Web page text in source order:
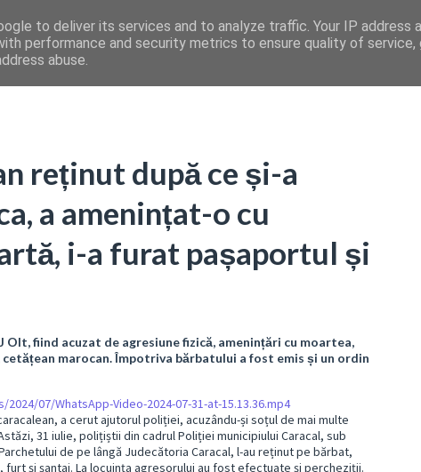
reținut după ce și-a
a amenințat-o cu
i-a furat pașaportul și
Olt, fiind acuzat de agresiune fizică, amenințări cu moartea,
marocan. Împotriva bărbatului a fost emis și un ordin
07/WhatsApp-Video-2024-07-31-at-15.13.36.mp4
a cerut ajutorul poliției, acuzându-și soțul de mai multe
31 iulie, polițiștii din cadrul Poliției municipiului Caracal, sub
de pe lângă Judecătoria Caracal, l-au reținut pe bărbat,
și șantaj. La locuința agresorului au fost efectuate și percheziții.
to deliver its services and to analyze traffic. Your IP address
performance and security metrics to ensure quality of service,
abuse.